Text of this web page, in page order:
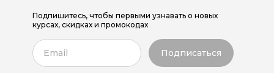
Подпишитесь, чтобы первыми узнавать о новых
курсах, скидках и промокодах